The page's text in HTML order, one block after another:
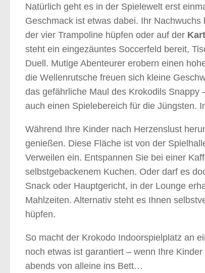
Natürlich geht es in der Spielewelt erst
Geschmack ist etwas dabei. Ihr
der vier Trampoline hüpfen oder auf der
steht ein eingezäuntes Soccerfeld bereit,
Duell. Mutige Abenteurer erobern einen
die Wellenrutsche freuen sich kleine
das gefährliche Maul des Krokodils
auch einen Spielebereich für die Jüngsten.
Während Ihre Kinder nach Herzenslust
genießen. Diese Fläche ist von der
Verweilen ein. Entspannen Sie bei einer
selbstgebackenem Kuchen. Oder darf es
Snack oder Hauptgericht, in der Lounge
Mahlzeiten. Alternativ steht es Ihnen
hüpfen.
So macht der Krokodo Indoorspielplatz an
noch etwas ist garantiert – wenn Ihre
abends von alleine ins Bett…